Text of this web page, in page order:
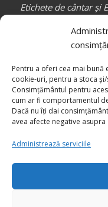
Pentru a oferi cea mai
cookie-uri, pentru a stoca
Consimțământul pentru
cum ar fi comportamentul
Dacă nu îți dai
avea afecte negative
Administrează serviciile
Etichete de cântar și
Partener de
industria
_________________
Canale media